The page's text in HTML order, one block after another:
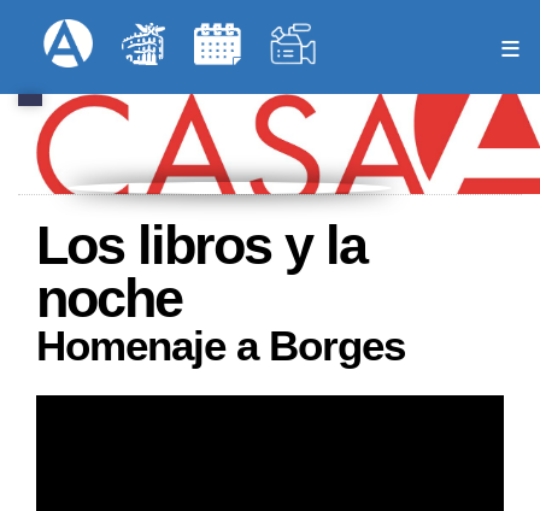
al
principal
Menú Superior
Los libros y la
noche
Homenaje a Borges